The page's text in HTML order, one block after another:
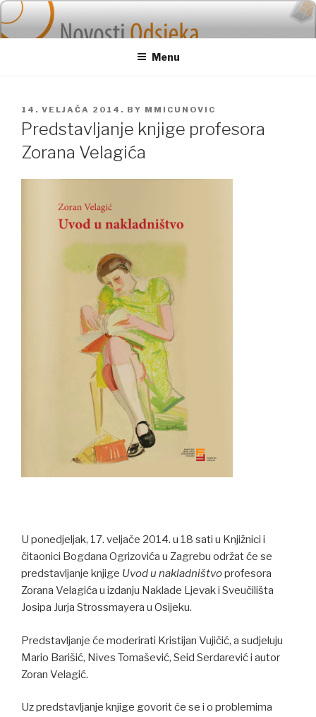
Skip
to
content
Menu
POSTED
ON
14. VELJAČA 2014. BY MMICUNOVIC
Predstavljanje knjige profesora
Zorana Velagića
U ponedjeljak, 17. veljače 2014. u 18 sati u Knjižnici i
čitaonici Bogdana Ogrizovića u Zagrebu održat će se
predstavljanje knjige Uvod u nakladništvoprofesora
Zorana Velagića u izdanju Naklade Ljevak i Sveučilišta
Josipa Jurja Strossmayera u Osijeku.
Predstavljanje će moderirati Kristijan Vujičić, a sudjeluju
Mario Barišić, Nives Tomašević, Seid Serdarević i autor
Zoran Velagić.
Uz predstavljanje knjige govorit će se i o problemima